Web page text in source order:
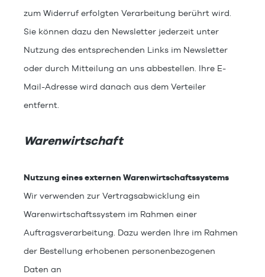
zum Widerruf erfolgten Verarbeitung berührt wird.
Sie können dazu den Newsletter jederzeit unter
Nutzung des entsprechenden Links im Newsletter
oder durch Mitteilung an uns abbestellen. Ihre E-
Mail-Adresse wird danach aus dem Verteiler
entfernt.
Warenwirtschaft
Nutzung eines externen Warenwirtschaftssystems
Wir verwenden zur Vertragsabwicklung ein
Warenwirtschaftssystem im Rahmen einer
Auftragsverarbeitung. Dazu werden Ihre im Rahmen
der Bestellung erhobenen personenbezogenen
Daten an